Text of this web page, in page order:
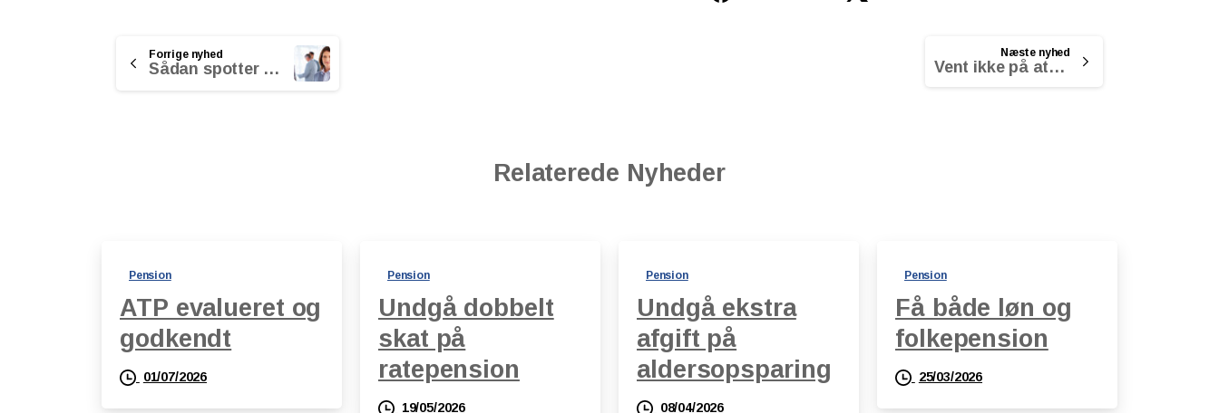
Continue
Reading
Forrige nyhed
Sådan spotter du selskaber med dårlig ledelse
Næste nyhed
Vent ikke på at boligpriserne falder
Relaterede Nyheder
Pension
ATP evalueret og
godkendt
01/07/2026
Pension
Undgå dobbelt
skat på
ratepension
19/05/2026
Pension
Undgå ekstra
afgift på
aldersopsparing
08/04/2026
Pension
Få både løn og
folkepension
25/03/2026